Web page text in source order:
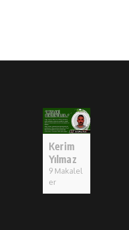
Kerim
Yılmaz
9 Makalel
er